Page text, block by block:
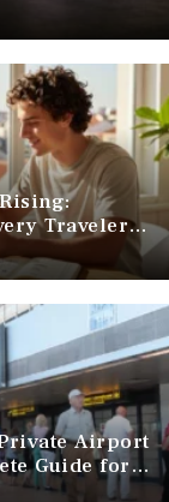
Traveler
Airport
Guide for